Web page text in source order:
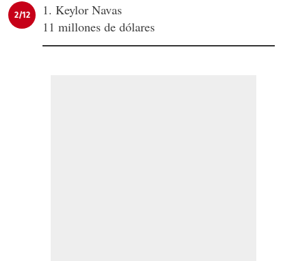
2/12
1. Keylor Navas
11 millones de dólares